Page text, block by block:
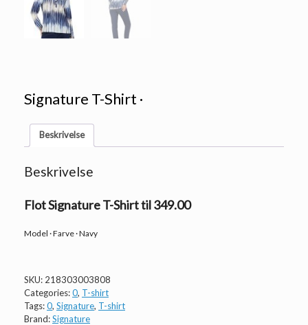
Signature T-Shirt ·
Beskrivelse
Beskrivelse
Flot Signature T-Shirt til 349.00
Model · Farve · Navy
SKU: 218303003808
Categories:0, T-shirt
Tags:0, Signature, T-shirt
Brand:Signature